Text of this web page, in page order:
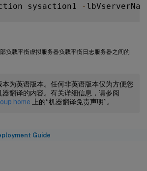
sysaction1 -
syspol1 ns_true
global syspol1
负载平衡虚拟服务器负载平衡日志服务器之间的
为英语版本。任何非英语版本仅为方便您
翻译的内容。有关详细信息，请参阅
home 上的“机器翻译免责声明”。
Guide